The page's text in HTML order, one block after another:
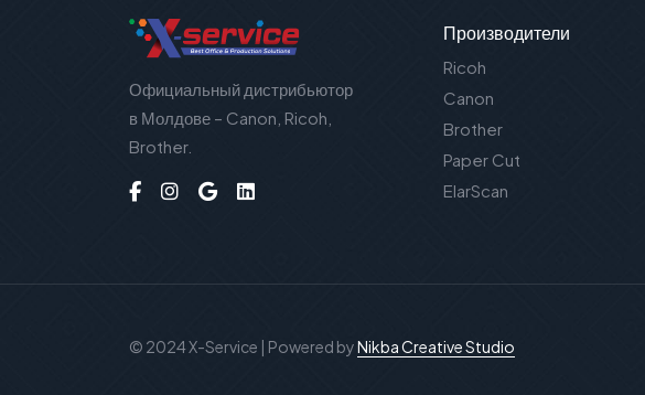
Официальный дистрибьютор
в Молдове – Canon, Ricoh,
Brother.
Производители
Ricoh
Canon
Brother
Paper Cut
ElarScan
© 2024 X-Service | Powered byNikba Creative Studio